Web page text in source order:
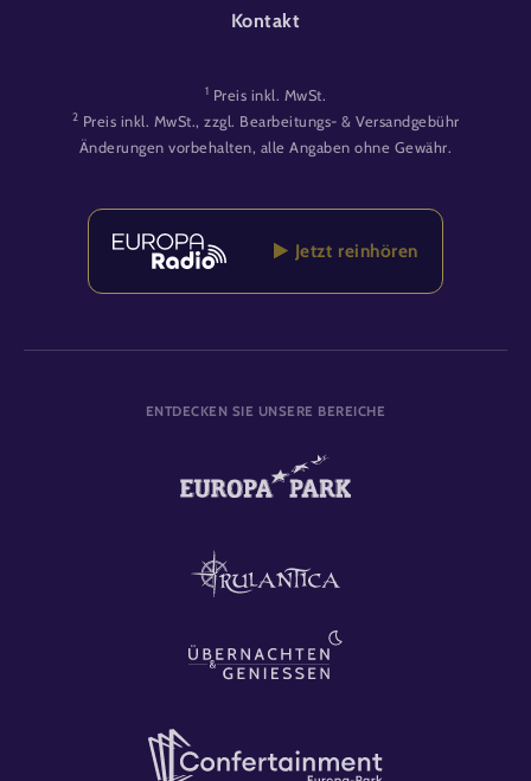
Kontakt
1 Preis inkl. MwSt.
2 Preis inkl. MwSt., zzgl. Bearbeitungs- & Versandgebühr
Änderungen vorbehalten, alle Angaben ohne Gewähr.
Jetzt reinhören
ENTDECKEN SIE UNSERE BEREICHE